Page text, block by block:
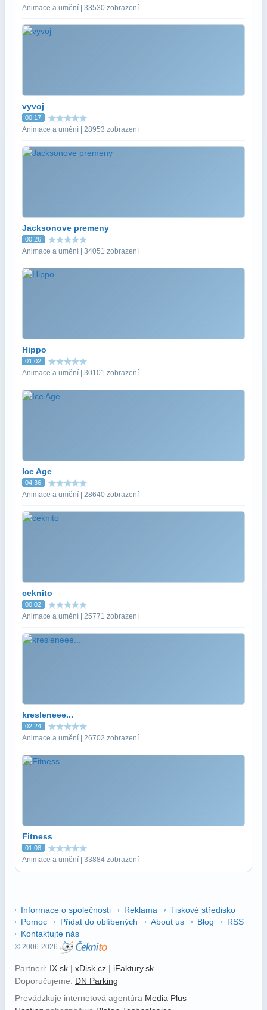
Animace a umění | 33530 zobrazení
vyvoj
00:17
Animace a umění | 28953 zobrazení
Jacksonove premeny
00:26
Animace a umění | 34051 zobrazení
Hippo
01:02
Animace a umění | 30101 zobrazení
Ice Age
04:36
Animace a umění | 28640 zobrazení
ceknito
00:02
Animace a umění | 25771 zobrazení
kresleneee...
02:24
Animace a umění | 26702 zobrazení
Fitness
01:08
Animace a umění | 33884 zobrazení
Informace o společnosti Reklama
Tiskové středisko
Pomoc
Přidat do oblíbených About us Blog
RSS
Kontaktujte nás
© 2006-2026
Partneri: IX.sk | xDisk.cz | iFaktury.sk
Doporučujeme: DN Parking
Prevádzkuje internetová agentúra Media Plus